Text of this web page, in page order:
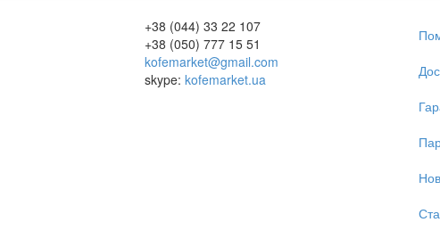
+38 (044) 33 22 107
+38 (050) 777 15 51
kofemarket@gmail.com
skype: kofemarket.ua